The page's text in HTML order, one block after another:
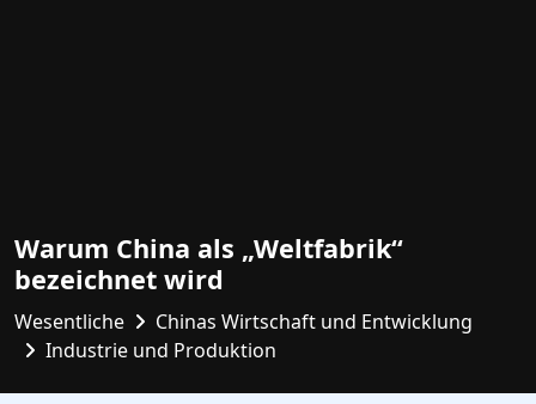
Warum China als „Weltfabrik“
bezeichnet wird
Wesentliche
Chinas Wirtschaft und Entwicklung
Industrie und Produktion